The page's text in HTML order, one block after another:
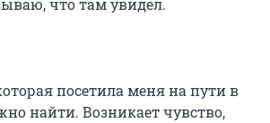
что там увидел.
посетила меня на пути в
найти. Возникает чувство,